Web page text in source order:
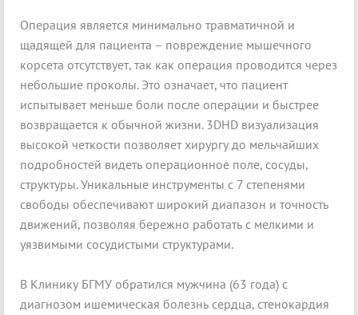
Операция является минимально травматичной и
щадящей для пациента – повреждение мышечного
корсета отсутствует, так как операция проводится через
небольшие проколы. Это означает, что пациент
испытывает меньше боли после операции и быстрее
возвращается к обычной жизни. 3DHD визуализация
высокой четкости позволяет хирургу до мельчайших
подробностей видеть операционное поле, сосуды,
структуры. Уникальные инструменты с 7 степенями
свободы обеспечивают широкий диапазон и точность
движений, позволяя бережно работать с мелкими и
уязвимыми сосудистыми структурами.
В Клинику БГМУ обратился мужчина (63 года) с
диагнозом ишемическая болезнь сердца, стенокардия